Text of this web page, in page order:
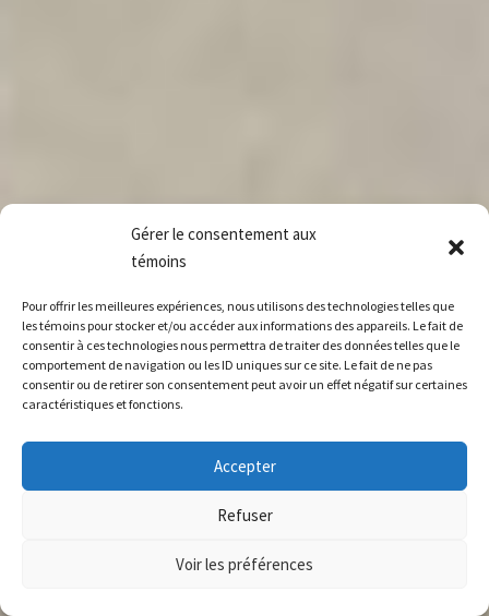
Gérer le consentement aux
témoins
Pour offrir les meilleures expériences, nous utilisons des technologies telles que
les témoins pour stocker et/ou accéder aux informations des appareils. Le fait de
consentir à ces technologies nous permettra de traiter des données telles que le
comportement de navigation ou les ID uniques sur ce site. Le fait de ne pas
consentir ou de retirer son consentement peut avoir un effet négatif sur certaines
caractéristiques et fonctions.
Accepter
Refuser
Voir les préférences